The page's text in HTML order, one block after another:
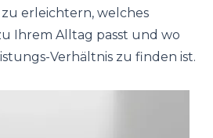
erleichtern, welches
Ihrem Alltag passt und wo
Verhältnis zu finden ist.